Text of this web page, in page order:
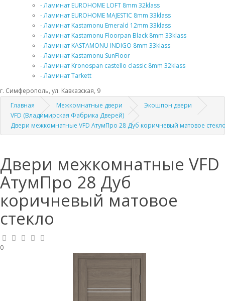
- Ламинат EUROHOME LOFT 8mm 32klass
- Ламинат EUROHOME MAJESTIC 8mm 33klass
- Ламинат Kastamonu Emerald 12mm 33klass
- Ламинат Kastamonu Floorpan Black 8mm 33klass
- Ламинат KASTAMONU INDIGO 8mm 33klass
- Ламинат Kastamonu SunFloor
- Ламинат Kronospan castello classic 8mm 32klass
- Ламинат Tarkett
г. Симферополь, ул. Кавказская, 9
Главная
Межкомнатные двери
Экошпон двери
VFD (Владимирская Фабрика Дверей)
Двери межкомнатные VFD АтумПро 28 Дуб коричневый матовое
Двери межкомнатные VFD
АтумПро 28 Дуб
коричневый матовое
стекло
0